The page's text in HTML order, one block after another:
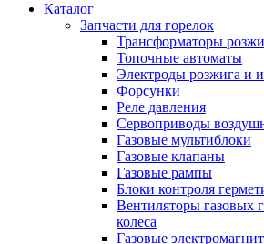
Каталог
Запчасти для горелок
Трансформаторы
Топочные автоматы
Электроды розжига и
Форсунки
Реле давления
Сервоприводы
Газовые мультиблоки
Газовые клапаны
Газовые рампы
Блоки контроля
Вентиляторы газовых
колеса
Газовые